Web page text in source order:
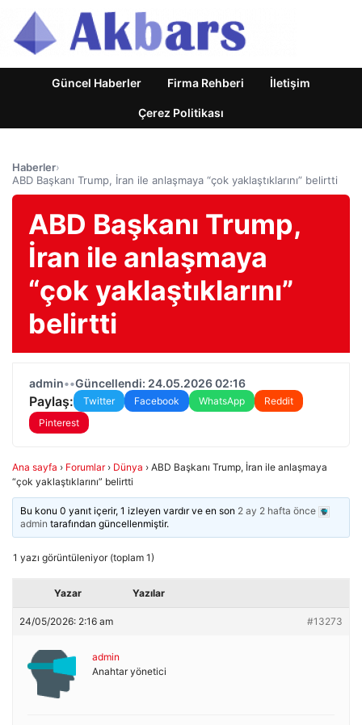
Güncel Haberler Firma Rehberi İletişim
Çerez Politikası
Haberler›
ABD Başkanı Trump, İran ile anlaşmaya “çok yaklaştıklarını” belirtti
ABD Başkanı Trump,
İran ile anlaşmaya
“çok yaklaştıklarını”
belirtti
admin••Güncellendi: 24.05.2026 02:16
Paylaş: Twitter Facebook WhatsApp
Reddit
Pinterest
Ana sayfa › Forumlar › Dünya › ABD Başkanı Trump, İran ile anlaşmaya
“çok yaklaştıklarını” belirtti
Bu konu 0 yanıt içerir, 1 izleyen vardır ve en son 2 ay 2 hafta önce
admin tarafından güncellenmiştir.
1 yazı görüntüleniyor (toplam 1)
Yazar Yazılar
24/05/2026: 2:16 am #13273
admin
Anahtar yönetici